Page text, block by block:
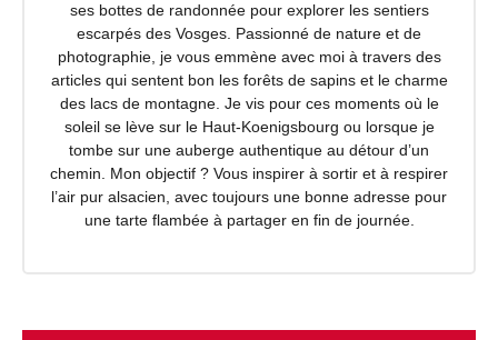
ses bottes de randonnée pour explorer les sentiers
escarpés des Vosges. Passionné de nature et de
photographie, je vous emmène avec moi à travers des
articles qui sentent bon les forêts de sapins et le charme
des lacs de montagne. Je vis pour ces moments où le
soleil se lève sur le Haut-Koenigsbourg ou lorsque je
tombe sur une auberge authentique au détour d’un
chemin. Mon objectif ? Vous inspirer à sortir et à respirer
l’air pur alsacien, avec toujours une bonne adresse pour
une tarte flambée à partager en fin de journée.